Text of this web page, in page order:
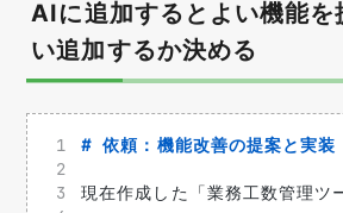
AIに追加するとよい機能を
い追加するか決める
# 依頼：機能改善の提案と実装
現在作成した「業務工数管理ツ